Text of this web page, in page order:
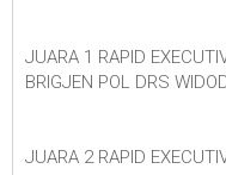
JUARA 1 RAPID
BRIGJEN POL DRS
JUARA 2 RAPID